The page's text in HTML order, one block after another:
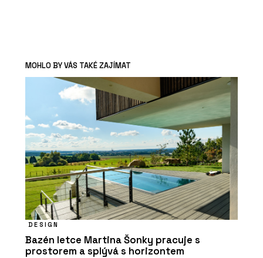
MOHLO BY VÁS TAKÉ ZAJÍMAT
DESIGN
Bazén letce Martina Šonky pracuje s
prostorem a splývá s horizontem